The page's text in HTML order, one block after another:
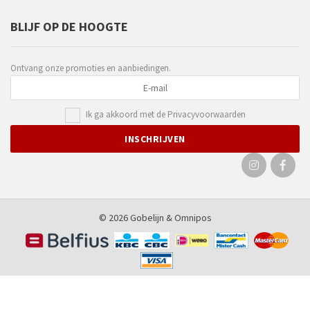
BLIJF OP DE HOOGTE
Ontvang onze promoties en aanbiedingen.
Ik ga akkoord met de Privacyvoorwaarden
© 2026 Gobelijn &Omnipos